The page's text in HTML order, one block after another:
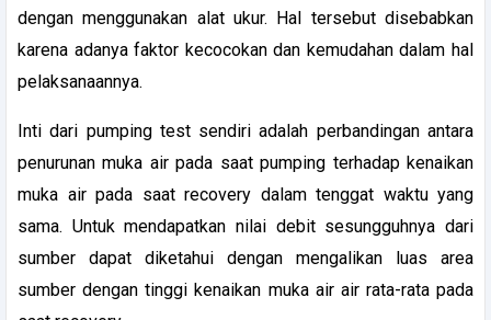
dengan menggunakan alat ukur. Hal tersebut disebabkan
karena adanya faktor kecocokan dan kemudahan dalam hal
pelaksanaannya.
Inti dari pumping test sendiri adalah perbandingan antara
penurunan muka air pada saat pumping terhadap kenaikan
muka air pada saat recovery dalam tenggat waktu yang
sama. Untuk mendapatkan nilai debit sesungguhnya dari
sumber dapat diketahui dengan mengalikan luas area
sumber dengan tinggi kenaikan muka air air rata-rata pada